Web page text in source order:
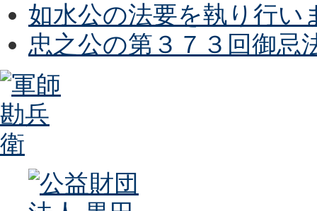
如水公の法要を執り行い
忠之公の第３７３回御忌